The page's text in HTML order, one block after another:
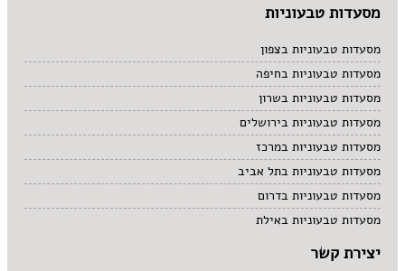
מסעדות טבעוניות
מסעדות טבעוניות בצפון
מסעדות טבעוניות בחיפה
מסעדות טבעוניות בשרון
מסעדות טבעוניות בירושלים
מסעדות טבעוניות במרכז
מסעדות טבעוניות בתל אביב
מסעדות טבעוניות בדרום
מסעדות טבעוניות באילת
יצירת קשר